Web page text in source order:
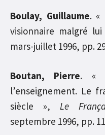
Boulay, Guillaume. «
visionnaire malgré lui
mars-juillet 1996, pp.
Boutan, Pierre. «
l’enseignement. Le
siècle », Le
septembre 1996, pp.